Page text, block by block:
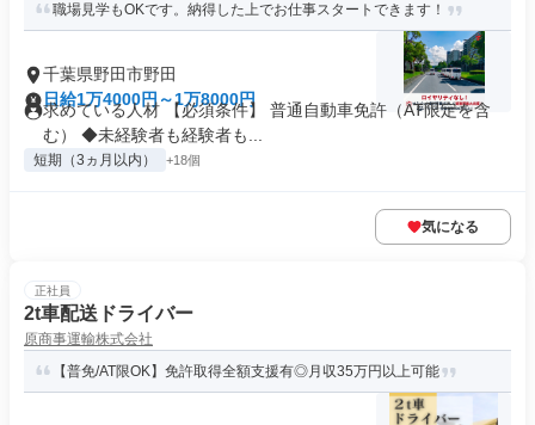
職場見学もOKです。納得した上でお仕事スタートできます！
千葉県野田市野田
日給1万4000円～1万8000円
求めている人材 【必須条件】 普通自動車免許（AT限定を含
む） ◆未経験者も経験者も...
短期（3ヵ月以内） +18個
気になる
正社員
2t車配送ドライバー
原商事運輸株式会社
【普免/AT限OK】免許取得全額支援有◎月収35万円以上可能